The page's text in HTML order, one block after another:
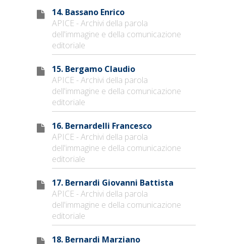
14. Bassano Enrico
APICE - Archivi della parola
dell'immagine e della comunicazione
editoriale
15. Bergamo Claudio
APICE - Archivi della parola
dell'immagine e della comunicazione
editoriale
16. Bernardelli Francesco
APICE - Archivi della parola
dell'immagine e della comunicazione
editoriale
17. Bernardi Giovanni Battista
APICE - Archivi della parola
dell'immagine e della comunicazione
editoriale
18. Bernardi Marziano